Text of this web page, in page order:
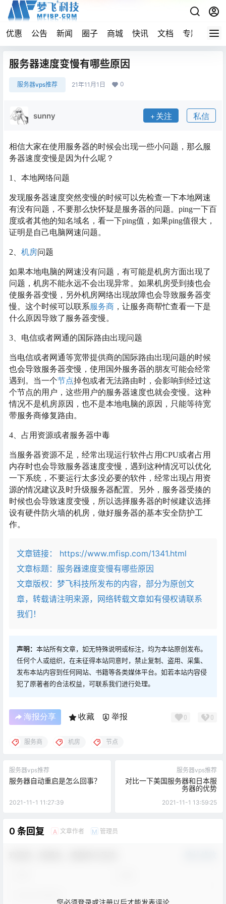
优惠 公告 新闻 圈子 商城 快讯 文档 专题 导航
服务器速度变慢有哪些原因
服务器vps推荐 21年11月1日 0
sunny 关注 私信
相信大家在使用服务器的时候会出现一些小问题，那么服
务器速度变慢是因为什么呢？
1、本地网络问题
发现服务器速度突然变慢的时候可以先检查一下本地网速
有没有问题，不要那么快怀疑是服务器的问题。 ping一下百
度或者其他的知名域名，看一下ping值，如果ping值很大，
证明是自己电脑网速问题。
2、 机房问题
如果本地电脑的网速没有问题，有可能是机房方面出现了
问题，机房不能永远不会出现异常。如果机房受到揍也会
使服务器变慢，另外机房网络出现故障也会导致服务器变
慢。这个时候可以联系服务商 ，让服务商帮忙查看一下是
什么原因导致了服务器变慢。
3、电信或者网通的国际路由出现问题
当电信或者网通等宽带提供商的国际路由出现问题的时候
也会导致服务器变慢，使用国外服务器的朋友可能会经常
遇到。当一个节点掉包或者无法路由时，会影响到经过这
个节点的用户，这些用户的服务器速度也就会变慢。这种
情况不是机房原因，也不是本地电脑的原因，只能等待宽
带服务商修复路由。
4、占用资源或者服务器中毒
当服务器资源不足，经常出现运行软件占用CPU或者占用
内存时也会导致服务器速度变慢，遇到这种情况可以优化
一下系统，不要运行太多没必要的软件，经常出现占用资
源的情况建议及时升级服务器配置。另外，服务器受揍的
时候也会导致速度变慢，所以选择服务器的时候建议选择
设有硬件防火墙的机房，做好服务器的基本安全防护工
作。
文章链接：
https://www.mfisp.com/1341.html
文章标题： 服务器速度变慢有哪些原因
文章版权：梦飞科技所发布的内容，部分为原创文
章，转载请注明来源，网络转载文章如有侵权请联系
我们！
声明： 本站所有文章，如无特殊说明或标注，均为本站原创发布。
任何个人或组织，在未征得本站同意时，禁止复制、盗用、采集、
发布本站内容到任何网站、书籍等各类媒体平台。如若本站内容侵
犯了原著者的合法权益，可联系我们进行处理。
海报分享 收藏 举报 0 0
服务商 机房 节点
服务器vps推荐
服务器自动重启是怎么回事？
2021-11-1 11:27:39
服务器vps推荐
对比一下美国服务器和日本服
务器的优势
2021-11-1 13:59:25
0 条回复 A 文章作者 M 管理员
您必须登录或注册以后才能发表评论